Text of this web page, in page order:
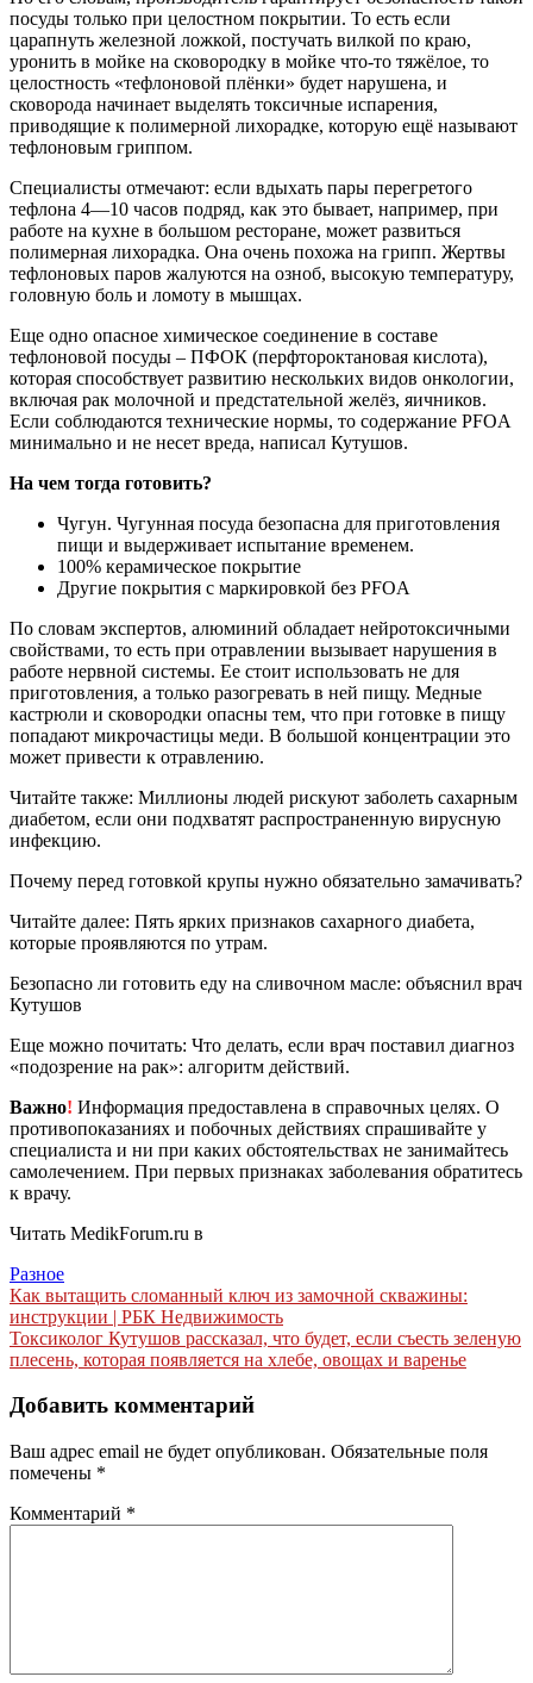
посуды только при целостном покрытии. То есть если
царапнуть железной ложкой, постучать вилкой по краю,
уронить в мойке на сковородку в мойке что-то тяжёлое, то
целостность «тефлоновой плёнки» будет нарушена, и
сковорода начинает выделять токсичные испарения,
приводящие к полимерной лихорадке, которую ещё называют
тефлоновым гриппом.
Специалисты отмечают: если вдыхать пары перегретого
тефлона 4—10 часов подряд, как это бывает, например, при
работе на кухне в большом ресторане, может развиться
полимерная лихорадка. Она очень похожа на грипп. Жертвы
тефлоновых паров жалуются на озноб, высокую температуру,
головную боль и ломоту в мышцах.
Еще одно опасное химическое соединение в составе
тефлоновой посуды – ПФОК (перфтороктановая кислота),
которая способствует развитию нескольких видов онкологии,
включая рак молочной и предстательной желёз, яичников.
Если соблюдаются технические нормы, то содержание PFOA
минимально и не несет вреда, написал Кутушов.
На чем тогда готовить?
Чугун. Чугунная посуда безопасна для приготовления
пищи и выдерживает испытание временем.
100% керамическое покрытие
Другие покрытия с маркировкой без PFOA
По словам экспертов, алюминий обладает нейротоксичными
свойствами, то есть при отравлении вызывает нарушения в
работе нервной системы. Ее стоит использовать не для
приготовления, а только разогревать в ней пищу. Медные
кастрюли и сковородки опасны тем, что при готовке в пищу
попадают микрочастицы меди. В большой концентрации это
может привести к отравлению.
Читайте также: Миллионы людей рискуют заболеть сахарным
диабетом, если они подхватят распространенную вирусную
инфекцию.
Почему перед готовкой крупы нужно обязательно замачивать?
Читайте далее: Пять ярких признаков сахарного диабета,
которые проявляются по утрам.
Безопасно ли готовить еду на сливочном масле: объяснил врач
Кутушов
Еще можно почитать: Что делать, если врач поставил диагноз
«подозрение на рак»: алгоритм действий.
Важно! Информация предоставлена в справочных целях. О
противопоказаниях и побочных действиях спрашивайте у
специалиста и ни при каких обстоятельствах не занимайтесь
самолечением. При первых признаках заболевания обратитесь
к врачу.
Читать MedikForum.ru в
Разное
Навигация
по
записям
Как вытащить сломанный ключ из замочной скважины:
инструкции | РБК Недвижимость
Токсиколог Кутушов рассказал, что будет, если съесть зеленую
плесень, которая появляется на хлебе, овощах и варенье
Добавить комментарий
Ваш адрес email не будет опубликован. Обязательные поля
помечены *
Комментарий *